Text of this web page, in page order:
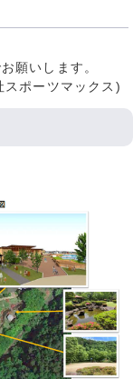
願いします。
ポーツマックス)